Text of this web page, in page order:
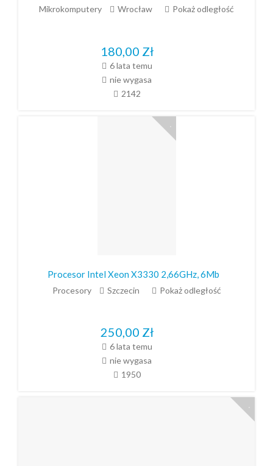
Mikrokomputery Wrocław Pokaż odległość
180,00 Zł
6 lata temu
nie wygasa
2142
Procesor Intel Xeon X3330 2,66GHz, 6Mb
Procesory Szczecin Pokaż odległość
250,00 Zł
6 lata temu
nie wygasa
1950